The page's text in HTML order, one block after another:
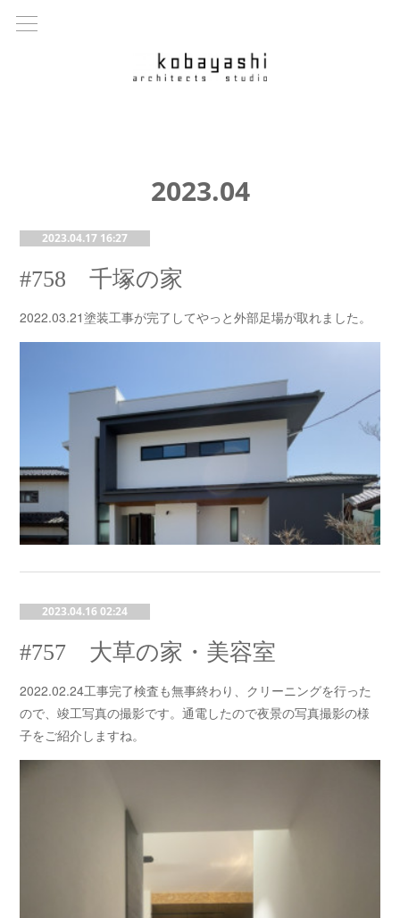
2023.04
2023.04.17 16:27
#758 千塚の家
2022.03.21塗装工事が完了してやっと外部足場が取れました。
2023.04.16 02:24
#757 大草の家・美容室
2022.02.24工事完了検査も無事終わり、クリーニングを行った
ので、竣工写真の撮影です。通電したので夜景の写真撮影の様
子をご紹介しますね。